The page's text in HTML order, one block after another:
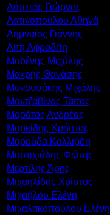
Λάππας Γιώργος
Λατινοπούλου Αθηνά
Λημναίος Γιάννης
Λίτη Αφροδίτη
Μαδένης Μιχάλης
Μακρής Θανάσης
Μανουσάκης Μιχάλης
Μαντζαβίνος Τάσος
Μαράτος Ανδρέας
Μαρκίδης Χρήστος
Μαρούδα Καλλιρόη
Μαστιχιάδης Φώτης
Μερτίλης Άρης
Μιχαηλίδης Χρίστος
Μιχαήλου Ελένη
Μιχαλακοπούλου Ελένη